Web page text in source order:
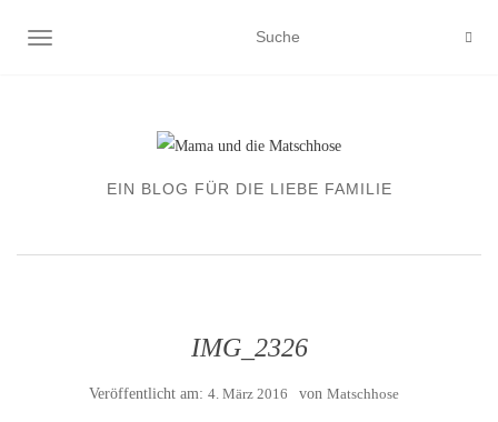
NAVIGATION EIN-/AUSSCHALTEN
EIN BLOG FÜR DIE LIEBE FAMILIE
IMG_2326
Veröffentlicht am: 4. März 2016 von Matschhose